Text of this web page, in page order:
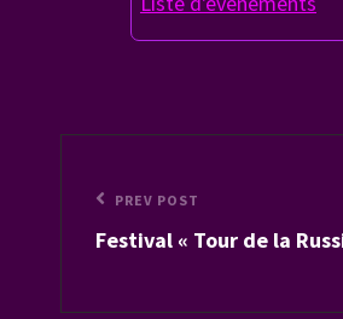
dePrevious
Post
PREV POST
Festival « Tour de la